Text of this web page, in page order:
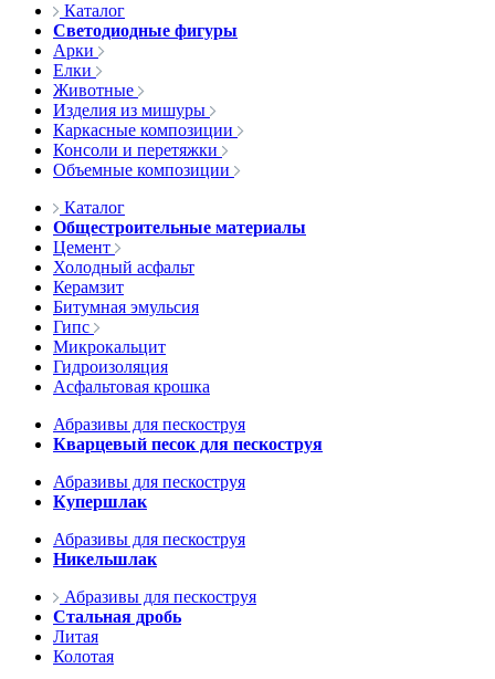
Каталог
Светодиодные фигуры
Арки
Елки
Животные
Изделия из мишуры
Каркасные композиции
Консоли и перетяжки
Объемные композиции
Каталог
Общестроительные материалы
Цемент
Холодный асфальт
Керамзит
Битумная эмульсия
Гипс
Микрокальцит
Гидроизоляция
Асфальтовая крошка
Абразивы для пескоструя
Кварцевый песок для пескоструя
Абразивы для пескоструя
Купершлак
Абразивы для пескоструя
Никельшлак
Абразивы для пескоструя
Стальная дробь
Литая
Колотая